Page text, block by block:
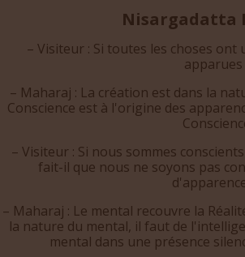
Nisargadatta
– Visiteur : Si toutes les choses
apparues
– Maharaj : La création est dans la
Conscience est à l'origine des
– Visiteur : Si nous sommes
fait-il que nous ne soyons pas
– Maharaj : Le mental recouvre la
la nature du mental, il faut de
mental dans une présence